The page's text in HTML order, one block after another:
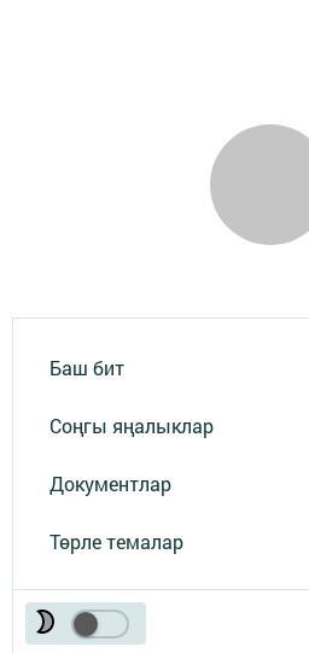
Баш бит
Соңгы яңалыклар
Документлар
Төрле темалар